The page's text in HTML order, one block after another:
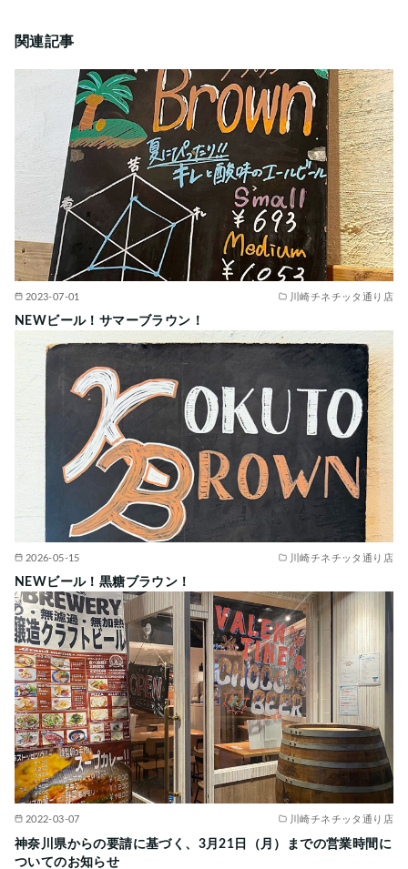
関連記事
2023-07-01 川崎チネチッタ通り店
NEWビール！サマーブラウン！
2026-05-15 川崎チネチッタ通り店
NEWビール！黒糖ブラウン！
2022-03-07 川崎チネチッタ通り店
神奈川県からの要請に基づく、3月21日（月）までの営業時間に
ついてのお知らせ